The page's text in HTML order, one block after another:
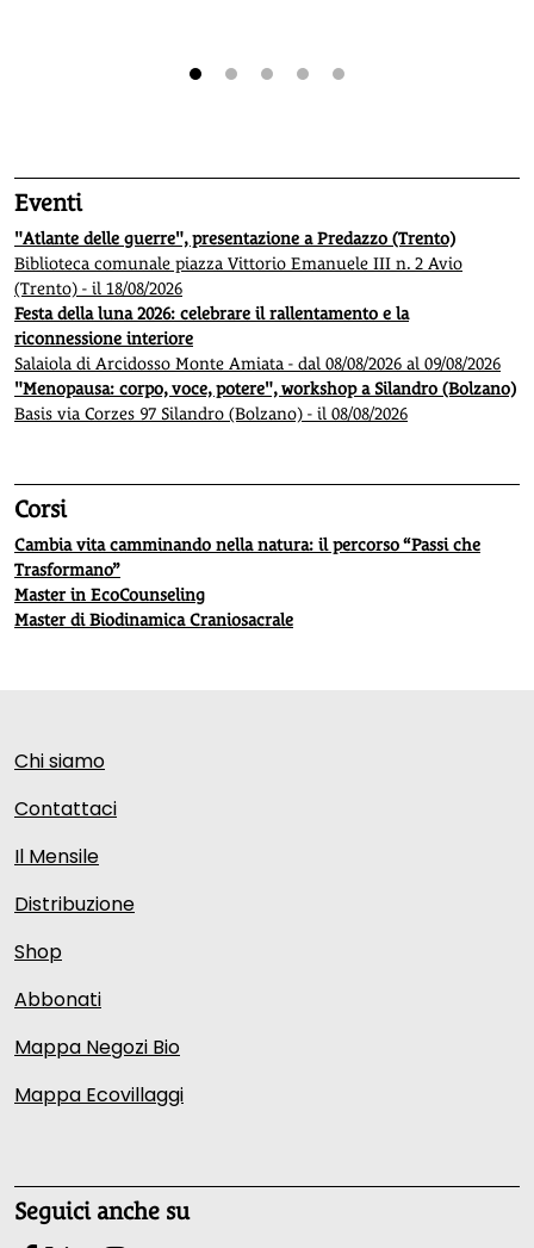
Eventi
"Atlante delle guerre", presentazione a Predazzo (Trento)
Biblioteca comunale piazza Vittorio Emanuele III n. 2 Avio
(Trento) - il 18/08/2026
Festa della luna 2026: celebrare il rallentamento e la
riconnessione interiore
Salaiola di Arcidosso Monte Amiata - dal 08/08/2026 al 09/08/2026
"Menopausa: corpo, voce, potere", workshop a Silandro (Bolzano)
Basis via Corzes 97 Silandro (Bolzano) - il 08/08/2026
Corsi
Cambia vita camminando nella natura: il percorso “Passi che
Trasformano”
Master in EcoCounseling
Master di Biodinamica Craniosacrale
Chi siamo
Contattaci
Il Mensile
Distribuzione
Shop
Abbonati
Mappa Negozi Bio
Mappa Ecovillaggi
Seguici anche su